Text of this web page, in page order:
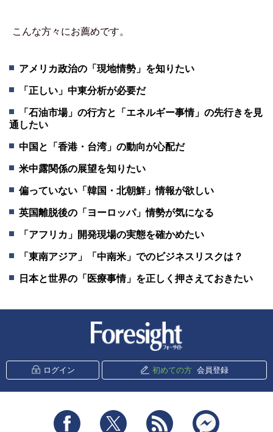
こんな方々にお薦めです。
アメリカ政治の「現地情勢」を知りたい
「正しい」中東分析が必要だ
「石油市場」の行方と「エネルギー事情」の先行きを見
通したい
中国と「香港・台湾」の動向が心配だ
米中露関係の展望を知りたい
偏っていない「韓国・北朝鮮」情報が欲しい
英国離脱後の「ヨーロッパ」情勢が気になる
「アフリカ」開発現場の実態を確かめたい
「東南アジア」「中南米」でのビジネスリスクは？
日本と世界の「医療事情」を正しく押さえておきたい
ログイン 初めての方 会員登録
Facebook Twitter RSS